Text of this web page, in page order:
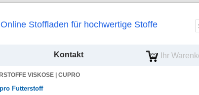
Stoffladen für hochwertige Stoffe
Kontakt Ihr
VISKOSE | CUPRO
Futterstoff